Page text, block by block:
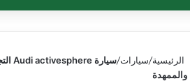
الرئيسية/سيارات/سيارة Audiactivesphere
والممهدة